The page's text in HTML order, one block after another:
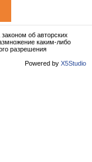
об авторских
каким-либо
разрешения
Powered by X5Studio